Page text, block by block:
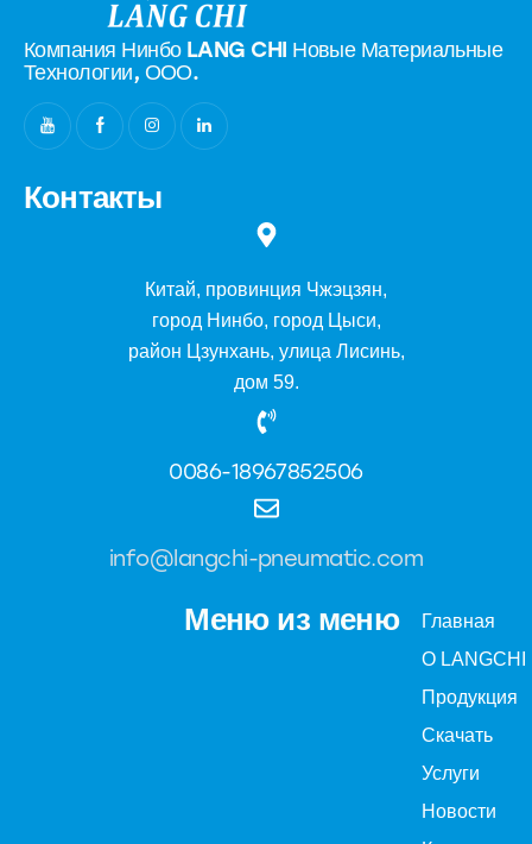
Компания Нинбо LANG CHI Новые Материальные
Технологии, ООО.
Контакты
Китай, провинция Чжэцзян,
город Нинбо, город Цыси,
район Цзунхань, улица Лисинь,
дом 59.
0086-18967852506
info@langchi-pneumatic.com
Меню из меню
Главная
О LANGCHI
Продукция
Скачать
Услуги
Новости